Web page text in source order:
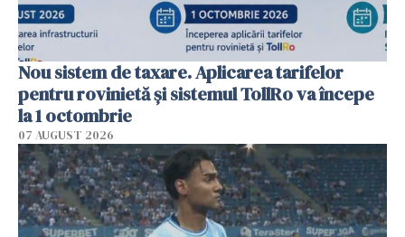
Nou sistem de taxare. Aplicarea tarifelor
pentru rovinietă şi sistemul TollRo va începe
la 1 octombrie
07 AUGUST 2026